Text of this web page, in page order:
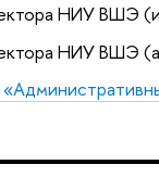
НИУ ВШЭ
НИУ ВШЭ